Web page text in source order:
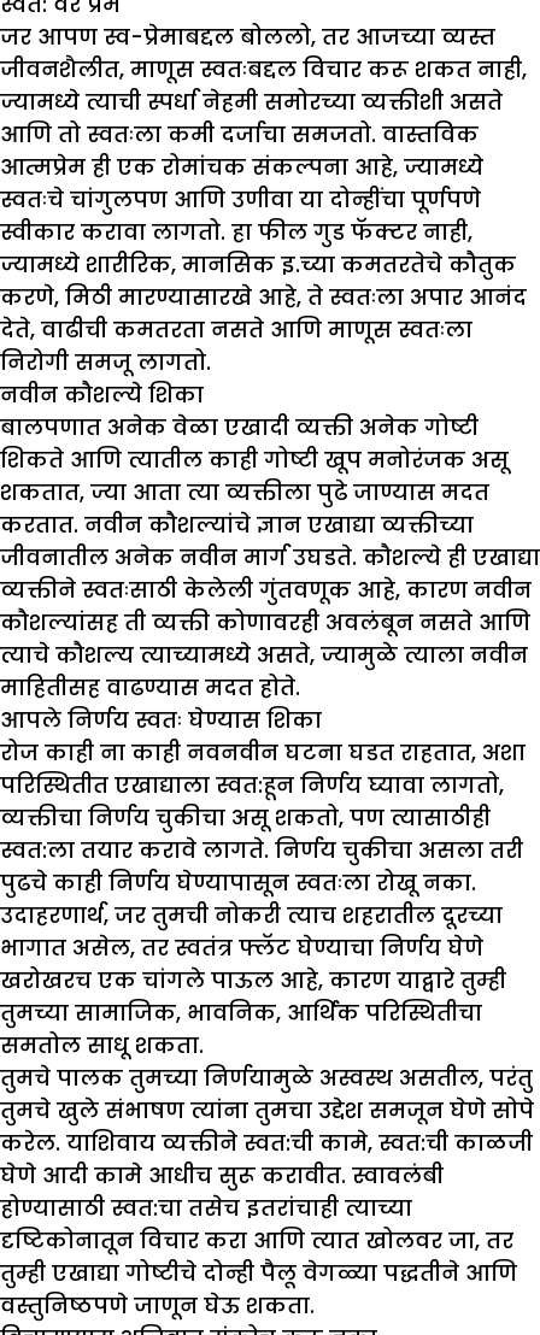
जर आपण स्व-प्रेमाबद्दल बोललो, तर आजच्या व्यस्त
जीवनशैलीत, माणूस स्वतःबद्दल विचार करू शकत नाही,
ज्यामध्ये त्याची स्पर्धा नेहमी समोरच्या व्यक्तीशी असते
आणि तो स्वतःला कमी दर्जाचा समजतो. वास्तविक
आत्मप्रेम ही एक रोमांचक संकल्पना आहे, ज्यामध्ये
स्वतःचे चांगुलपण आणि उणीवा या दोन्हींचा पूर्णपणे
स्वीकार करावा लागतो. हा फील गुड फॅक्टर नाही,
ज्यामध्ये शारीरिक, मानसिक इ.च्या कमतरतेचे कौतुक
करणे, मिठी मारण्यासारखे आहे, ते स्वतःला अपार आनंद
देते, वाढीची कमतरता नसते आणि माणूस स्वतःला
निरोगी समजू लागतो.
नवीन कौशल्ये शिका
बालपणात अनेक वेळा एखादी व्यक्ती अनेक गोष्टी
शिकते आणि त्यातील काही गोष्टी खूप मनोरंजक असू
शकतात, ज्या आता त्या व्यक्तीला पुढे जाण्यास मदत
करतात. नवीन कौशल्यांचे ज्ञान एखाद्या व्यक्तीच्या
जीवनातील अनेक नवीन मार्ग उघडते. कौशल्ये ही एखाद्या
व्यक्तीने स्वतःसाठी केलेली गुंतवणूक आहे, कारण नवीन
कौशल्यांसह ती व्यक्ती कोणावरही अवलंबून नसते आणि
त्याचे कौशल्य त्याच्यामध्ये असते, ज्यामुळे त्याला नवीन
माहितीसह वाढण्यास मदत होते.
आपले निर्णय स्वतः घेण्यास शिका
रोज काही ना काही नवनवीन घटना घडत राहतात, अशा
परिस्थितीत एखाद्याला स्वत:हून निर्णय घ्यावा लागतो,
व्यक्तीचा निर्णय चुकीचा असू शकतो, पण त्यासाठीही
स्वत:ला तयार करावे लागते. निर्णय चुकीचा असला तरी
पुढचे काही निर्णय घेण्यापासून स्वतःला रोखू नका.
उदाहरणार्थ, जर तुमची नोकरी त्याच शहरातील दूरच्या
भागात असेल, तर स्वतंत्र फ्लॅट घेण्याचा निर्णय घेणे
खरोखरच एक चांगले पाऊल आहे, कारण याद्वारे तुम्ही
तुमच्या सामाजिक, भावनिक, आर्थिक परिस्थितीचा
समतोल साधू शकता.
तुमचे पालक तुमच्या निर्णयामुळे अस्वस्थ असतील, परंतु
तुमचे खुले संभाषण त्यांना तुमचा उद्देश समजून घेणे सोपे
करेल. याशिवाय व्यक्तीने स्वत:ची कामे, स्वत:ची काळजी
घेणे आदी कामे आधीच सुरू करावीत. स्वावलंबी
होण्यासाठी स्वत:चा तसेच इतरांचाही त्याच्या
दृष्टिकोनातून विचार करा आणि त्यात खोलवर जा, तर
तुम्ही एखाद्या गोष्टीचे दोन्ही पैलू वेगळ्या पद्धतीने आणि
वस्तुनिष्ठपणे जाणून घेऊ शकता.